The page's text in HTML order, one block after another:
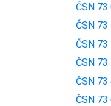
ČSN
ČSN 73
ČSN
ČSN
ČSN 73
ČSN 73